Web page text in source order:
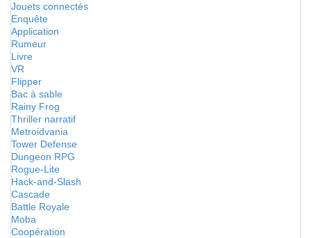
Jouets connectés
Enquête
Application
Rumeur
Livre
VR
Flipper
Bac à sable
Rainy Frog
Thriller narratif
Metroidvania
Tower Defense
Dungeon RPG
Rogue-Lite
Hack-and-Slash
Cascade
Battle Royale
Moba
Coopération